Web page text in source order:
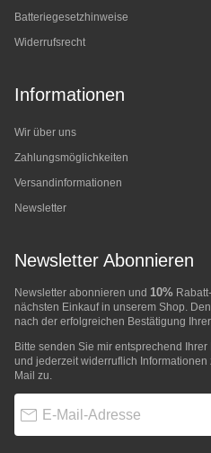
Batteriegesetzhinweise
Widerrufsrecht
Informationen
Wir über uns
Zahlungsmöglichkeiten
Versandinformationen
Newsletter
Newsletter Abonnieren
Newsletter abonnieren und 10%
nächsten Einkauf in unserem Shop.
nach der erfolgreichen Bestätigung
Bitte senden Sie mir entsprechend Ihrer
und jederzeit widerruflich
Mail zu.